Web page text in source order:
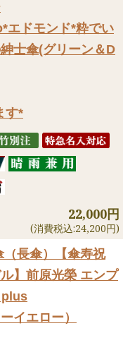
エドモンド*粋でい
士傘(グリーン＆D
す*
22,000円
(消費税込:24,200円)
長傘）
【傘寿祝
】前原光榮 エンプ
plus
イエロー）